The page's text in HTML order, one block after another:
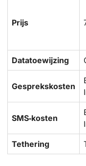
Prijs
Datatoewijzing
Gesprekskosten
SMS‑kosten
Tethering